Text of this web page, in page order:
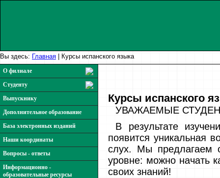
Вы здесь: Главная Курсы испанского языка
О филиале
Студенту
Выпускнику
Дополнительное образование
База электронных изданий
Наши координаты
Вопросы - ответы
Информационно -
образовательные ресурсы
Курсы испанского
УВАЖАЕМЫЕ
В результате
появится уникальная
слух. Мы предлагаем
уровне: можно начать
своих знаний!